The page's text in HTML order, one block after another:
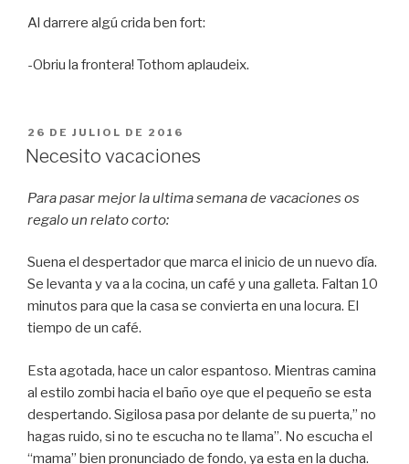
Al darrere algú crida ben fort:
-Obriu la frontera! Tothom aplaudeix.
PUBLICAT
A
26 DE JULIOL DE 2016
Necesito vacaciones
Para pasar mejor la ultima semana de vacaciones os
regalo un relato corto:
Suena el despertador que marca el inicio de un nuevo día.
Se levanta y va a la cocina, un café y una galleta. Faltan 10
minutos para que la casa se convierta en una locura. El
tiempo de un café.
Esta agotada, hace un calor espantoso. Mientras camina
al estilo zombi hacia el baño oye que el pequeño se esta
despertando. Sigilosa pasa por delante de su puerta,” no
hagas ruido, si no te escucha no te llama”. No escucha el
“mama” bien pronunciado de fondo, ya esta en la ducha.